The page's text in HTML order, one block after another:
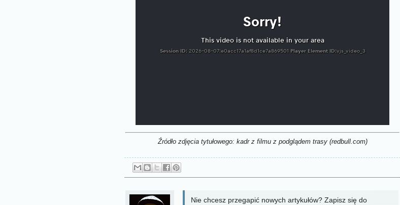
Źródło zdjęcia tytułowego: kadr z filmu z podglądem trasy (redbull.com)
Nie chcesz przegapić nowych artykułów? Zapisz się do